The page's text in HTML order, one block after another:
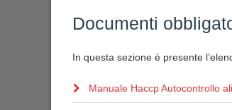
Documenti
In questa sezione è presente
Manuale Haccp Autocontrollo